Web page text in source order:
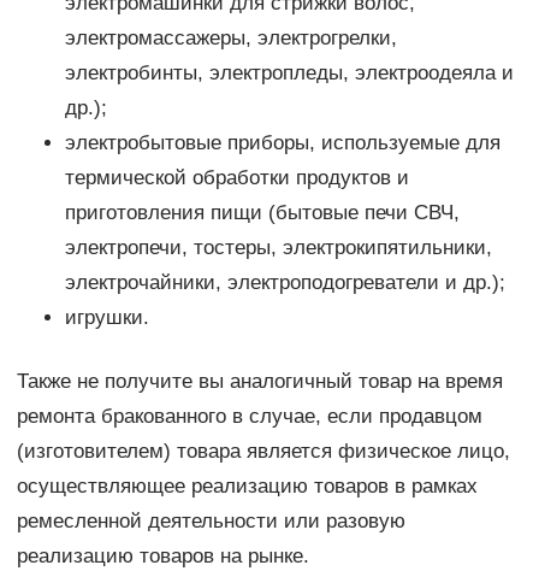
электромассажеры, электрогрелки,
электробинты, электропледы, электроодеяла и
др.);
электробытовые приборы, используемые для
термической обработки продуктов и
приготовления пищи (бытовые печи СВЧ,
электропечи, тостеры, электрокипятильники,
электрочайники, электроподогреватели и др.);
игрушки.
Также не получите вы аналогичный товар на время
ремонта бракованного в случае, если продавцом
(изготовителем) товара является физическое лицо,
осуществляющее реализацию товаров в рамках
ремесленной деятельности или разовую
реализацию товаров на рынке.